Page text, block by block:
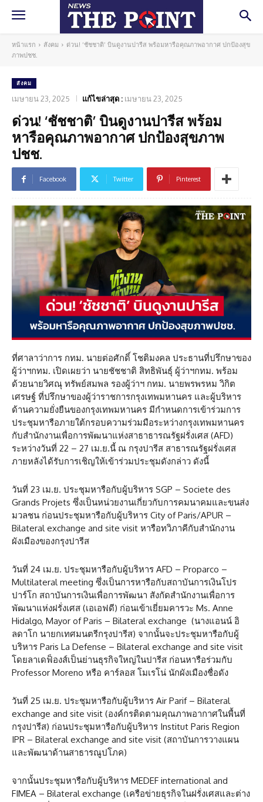
หน้าแรก สังคม
ด่วน! ‘ชัชชาติ’ บินดูงานปารีส พร้อมหารือคุณภาพอากาศ ปกป้องสุข
ภาพปชช.
สังคม
เมษายน 23, 2025 แก้ไขล่าสุด : เมษายน 23, 2025
ด่วน! ‘ชัชชาติ’ บินดูงานปารีส พร้อม
หารือคุณภาพอากาศ ปกป้องสุขภาพ
ปชช.
Facebook Twitter Pinterest
ที่ศาลาว่าการ กทม. นายต่อศักดิ์ โชติมงคล ประธานที่ปรึกษาของ
ผู้ว่าฯกทม. เปิดเผยว่า นายชัชชาติ สิทธิพันธุ์ ผู้ว่าฯกทม. พร้อม
ด้วยนายวิศณุ ทรัพย์สมพล รองผู้ว่าฯ กทม. นายพรพรหม วิกิต
เศรษฐ์ ที่ปรึกษาของผู้ว่าราชการกรุงเทพมหานคร และผู้บริหาร
ด้านความยั่งยืนของกรุงเทพมหานคร มีกำหนดการเข้าร่วมการ
ประชุมหารือภายใต้กรอบความร่วมมือระหว่างกรุงเทพมหานคร
กับสำนักงานเพื่อการพัฒนาแห่งสาธาธารณรัฐฝรั่งเศส (AFD)
ระหว่างวันที่ 22 – 27 เม.ย.นี้ ณ กรุงปารีส สาธารณรัฐฝรั่งเศส
ภายหลังได้รับการเชิญให้เข้าร่วมประชุมดังกล่าว ดังนี้
วันที่ 23 เม.ย. ประชุมหารือกับผู้บริหาร SGP – Societe des
Grands Projets ซึ่งเป็นหน่วยงานเกี่ยวกับการคมนาคมและขนส่ง
มวลชน ก่อนประชุมหารือกับผู้บริหาร City of Paris/APUR –
Bilateral exchange and site visit หารือทวิภาคีกับสำนักงาน
ผังเมืองของกรุงปารีส
วันที่ 24 เม.ย. ประชุมหารือกับผู้บริหาร AFD – Proparco –
Multilateral meeting ซึ่งเป็นการหารือกับสถาบันการเงินโปร
ปาร์โก สถาบันการเงินเพื่อการพัฒนา สังกัดสำนักงานเพื่อการ
พัฒนาแห่งฝรั่งเศส (เอเอฟดี) ก่อนเข้าเยี่ยมคารวะ Ms. Anne
Hidalgo, Mayor of Paris – Bilateral exchange (นางแอนน์ อิ
ลดาโก นายกเทศมนตรีกรุงปารีส) จากนั้นจะประชุมหารือกับผู้
บริหาร Paris La Defense – Bilateral exchange and site visit
โดยลาเดฟ็องส์เป็นย่านธุรกิจใหญ่ในปารีส ก่อนหารือร่วมกับ
Professor Moreno หรือ คาร์ลอส โมเรโน่ นักผังเมืองชื่อดัง
วันที่ 25 เม.ย. ประชุมหารือกับผู้บริหาร Air Parif – Bilateral
exchange and site visit (องค์กรติดตามคุณภาพอากาศในพื้นที่
กรุงปารีส) ก่อนประชุมหารือกับผู้บริหาร Institut Paris Region
IPR – Bilateral exchange and site visit (สถาบันการวางแผน
และพัฒนาด้านสาธารณูปโภค)
จากนั้นประชุมหารือกับผู้บริหาร MEDEF international and
FIMEA – Bilateral exchange (เครือข่ายธุรกิจในฝรั่งเศสและต่าง